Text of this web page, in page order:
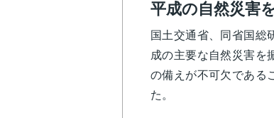
平成の自然災害
国土交通省、同省国総
成の主要な自然災害を
の備えが不可欠である
た。